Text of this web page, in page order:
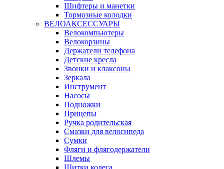
Шифтеры и манетки
Тормозные колодки
ВЕЛОАКСЕССУАРЫ
Велокомпьютеры
Велокорзины
Держатели телефона
Детские кресла
Звонки и клаксоны
Зеркала
Инструмент
Насосы
Подножки
Прицепы
Ручка родительская
Смазки для велосипеда
Сумки
Фляги и флягодержатели
Шлемы
Щитки колеса